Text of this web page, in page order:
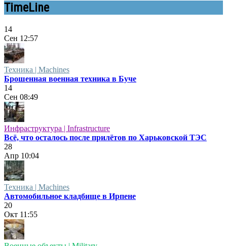
TimeLine
14
Сен 12:57
Техника | Machines
Брошенная военная техника в Буче
14
Сен 08:49
Инфраструктура | Infrastructure
Всё, что осталось после прилётов по Харьковской ТЭС
28
Апр 10:04
Техника | Machines
Автомобильное кладбище в Ирпене
20
Окт 11:55